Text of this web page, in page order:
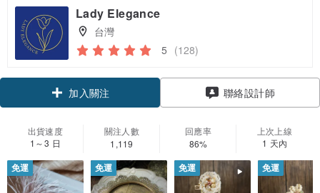
Lady Elegance
台灣
5 (128)
加入關注 聯絡設計師
出貨速度
1～3 日
關注人數
1,119
回應率
86%
上次上線
1 天內
免運 免運 免運 免運